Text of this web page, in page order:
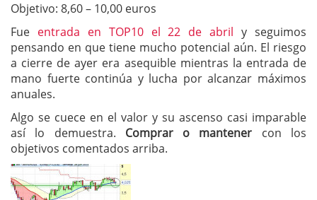
Objetivo: 8,60 – 10,00 euros
Fue entrada en TOP10 el 22 de abril y seguimos
pensando en que tiene mucho potencial aún. El riesgo
a cierre de ayer era asequible mientras la entrada de
mano fuerte continúa y lucha por alcanzar máximos
anuales.
Algo se cuece en el valor y su ascenso casi imparable
así lo demuestra. Comprar o mantener con los
objetivos comentados arriba.